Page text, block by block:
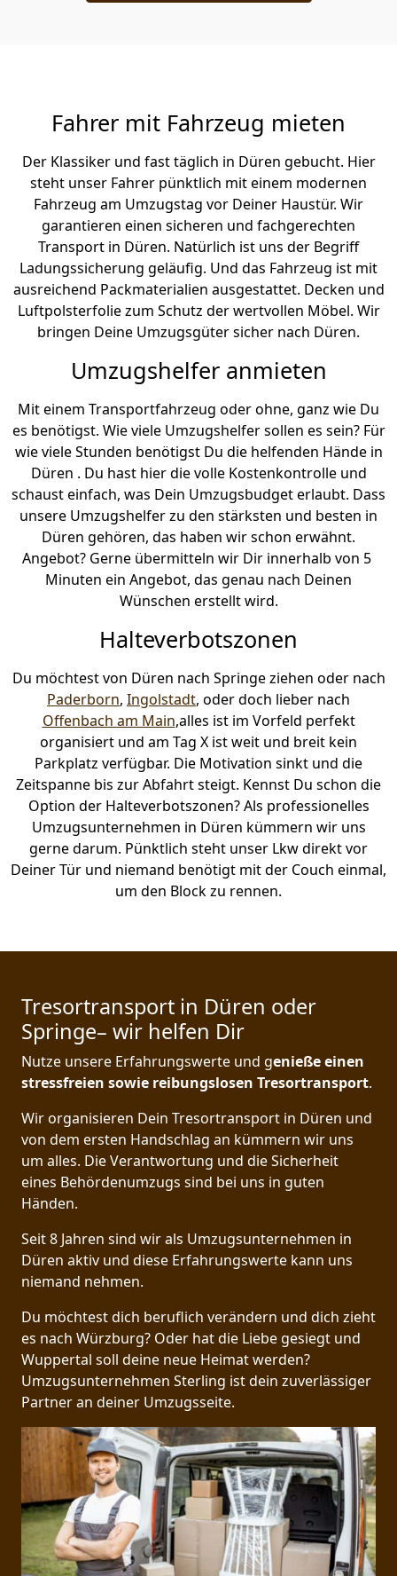
Fahrer mit Fahrzeug mieten
Der Klassiker und fast täglich in Düren gebucht. Hier
steht unser Fahrer pünktlich mit einem modernen
Fahrzeug am Umzugstag vor Deiner Haustür. Wir
garantieren einen sicheren und fachgerechten
Transport in Düren. Natürlich ist uns der Begriff
Ladungssicherung geläufig. Und das Fahrzeug ist mit
ausreichend Packmaterialien ausgestattet. Decken und
Luftpolsterfolie zum Schutz der wertvollen Möbel. Wir
bringen Deine Umzugsgüter sicher nach Düren.
Umzugshelfer anmieten
Mit einem Transportfahrzeug oder ohne, ganz wie Du
es benötigst. Wie viele Umzugshelfer sollen es sein? Für
wie viele Stunden benötigst Du die helfenden Hände in
Düren . Du hast hier die volle Kostenkontrolle und
schaust einfach, was Dein Umzugsbudget erlaubt. Dass
unsere Umzugshelfer zu den stärksten und besten in
Düren gehören, das haben wir schon erwähnt.
Angebot? Gerne übermitteln wir Dir innerhalb von 5
Minuten ein Angebot, das genau nach Deinen
Wünschen erstellt wird.
Halteverbotszonen
Du möchtest von Düren nach Springe ziehen oder nach
Paderborn, Ingolstadt, oder doch lieber nach
Offenbach am Main,alles ist im Vorfeld perfekt
organisiert und am Tag X ist weit und breit kein
Parkplatz verfügbar. Die Motivation sinkt und die
Zeitspanne bis zur Abfahrt steigt. Kennst Du schon die
Option der Halteverbotszonen? Als professionelles
Umzugsunternehmen in Düren kümmern wir uns
gerne darum. Pünktlich steht unser Lkw direkt vor
Deiner Tür und niemand benötigt mit der Couch einmal,
um den Block zu rennen.
Tresortransport in Düren oder
Springe– wir helfen Dir
Nutze unsere Erfahrungswerte und genieße einen
stressfreien sowie reibungslosen Tresortransport.
Wir organisieren Dein Tresortransport in Düren und
von dem ersten Handschlag an kümmern wir uns
um alles. Die Verantwortung und die Sicherheit
eines Behördenumzugs sind bei uns in guten
Händen.
Seit 8 Jahren sind wir als Umzugsunternehmen in
Düren aktiv und diese Erfahrungswerte kann uns
niemand nehmen.
Du möchtest dich beruflich verändern und dich zieht
es nach Würzburg? Oder hat die Liebe gesiegt und
Wuppertal soll deine neue Heimat werden?
Umzugsunternehmen Sterling ist dein zuverlässiger
Partner an deiner Umzugsseite.